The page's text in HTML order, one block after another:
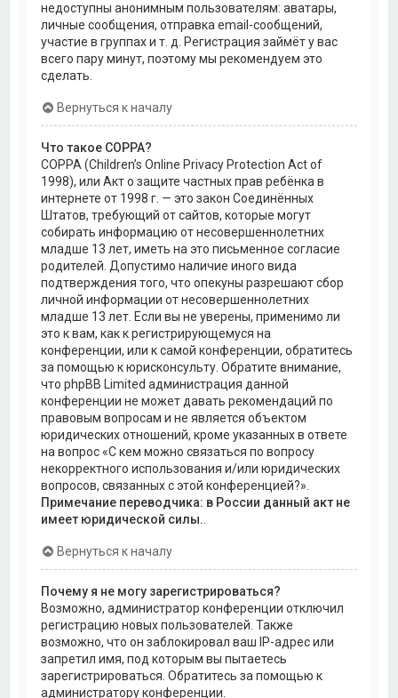
недоступны анонимным пользователям: аватары,
личные сообщения, отправка email-сообщений,
участие в группах и т. д. Регистрация займёт у вас
всего пару минут, поэтому мы рекомендуем это
сделать.
Вернуться к началу
Что такое COPPA?
COPPA (Children’s Online Privacy Protection Act of
1998), или Акт о защите частных прав ребёнка в
интернете от 1998 г. — это закон Соединённых
Штатов, требующий от сайтов, которые могут
собирать информацию от несовершеннолетних
младше 13 лет, иметь на это письменное согласие
родителей. Допустимо наличие иного вида
подтверждения того, что опекуны разрешают сбор
личной информации от несовершеннолетних
младше 13 лет. Если вы не уверены, применимо ли
это к вам, как к регистрирующемуся на
конференции, или к самой конференции, обратитесь
за помощью к юрисконсульту. Обратите внимание,
что phpBB Limited администрация данной
конференции не может давать рекомендаций по
правовым вопросам и не является объектом
юридических отношений, кроме указанных в ответе
на вопрос «С кем можно связаться по вопросу
некорректного использования и/или юридических
вопросов, связанных с этой конференцией?».
Примечание переводчика: в России данный акт не
имеет юридической силы.
Вернуться к началу
Почему я не могу зарегистрироваться?
Возможно, администратор конференции отключил
регистрацию новых пользователей. Также
возможно, что он заблокировал ваш IP-адрес или
запретил имя, под которым вы пытаетесь
зарегистрироваться. Обратитесь за помощью к
администратору конференции.